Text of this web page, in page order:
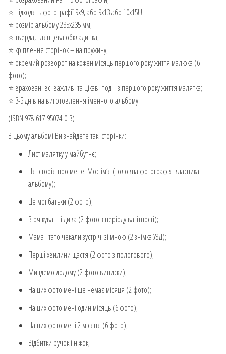
⭐️ підходять фотографії 9х9, або 9х13 або 10х15!!!
⭐️ розмір альбому 235х235 мм;
⭐️ тверда, глянцева обкладинка;
⭐️ кріплення сторінок – на пружину;
⭐️ окремий розворот на кожен місяць першого року життя малюка (6
фото);
⭐️ враховані всі важливі та цікаві події із першого року життя малятка;
⭐️ 3-5 днів на виготовлення іменного альбому.
(ISBN 978-617-95074-0-3)
В цьому альбомі Ви знайдете такі сторінки:
Лист малятку у майбутнє;
Ця історія про мене. Моє ім’я (головна фотографія власника
альбому);
Це мої батьки (2 фото);
В очікуванні дива (2 фото з періоду вагітності);
Мама і тато чекали зустрічі зі мною (2 знімка УЗД);
Перші хвилини щастя (2 фото з пологового);
Ми їдемо додому (2 фото виписки);
На цих фото мені ще немає місяця (2 фото);
На цих фото мені один місяць (6 фото);
На цих фото мені 2 місяця (6 фото);
Відбитки ручок і ніжок;